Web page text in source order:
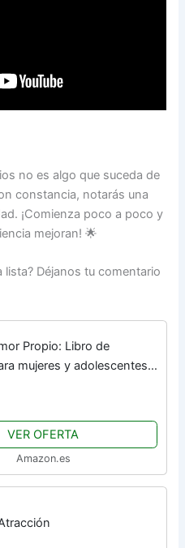
no es algo que suceda de
constancia, notarás una
¡Comienza poco a poco y
mejoran! 🌟
lista? Déjanos tu comentario
Propio: Libro de
mujeres y adolescentes
VER OFERTA
Amazon.es